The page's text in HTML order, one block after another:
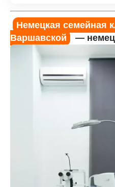
Немецкая семейная
Варшавской
—